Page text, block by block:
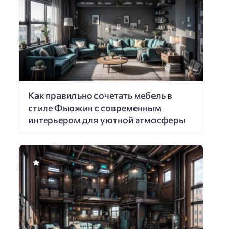
Как правильно сочетать мебель в
стиле Фьюжин с современным
интерьером для уютной атмосферы